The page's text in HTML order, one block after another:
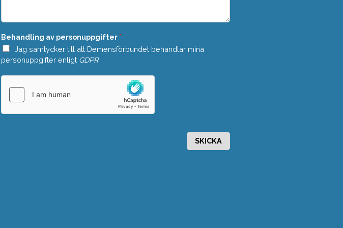
a
d
e
*
Behandling av personuppgifter *
Jag samtycker till att Demensförbundet behandlar mina
personuppgifter enligt GDPR.
SKICKA